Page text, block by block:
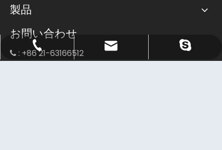
製品
お問い合わせ
 : +86 21-63166512
+86 21 63166512
Sale@orientlighting.com
orientlightingィング